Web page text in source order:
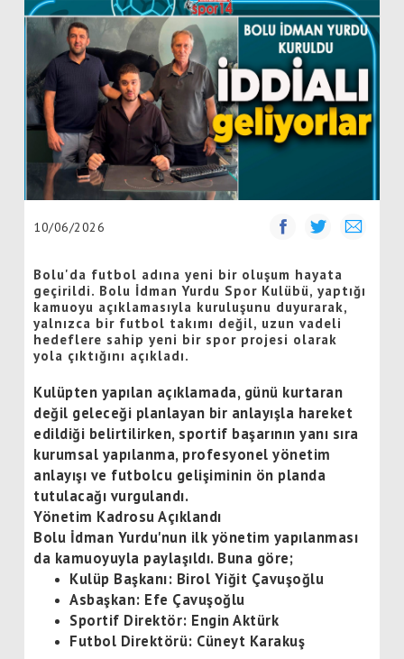
10/06/2026
Bolu'da futbol adına yeni bir oluşum hayata
geçirildi. Bolu İdman Yurdu Spor Kulübü, yaptığı
kamuoyu açıklamasıyla kuruluşunu duyurarak,
yalnızca bir futbol takımı değil, uzun vadeli
hedeflere sahip yeni bir spor projesi olarak
yola çıktığını açıkladı.
Kulüpten yapılan açıklamada, günü kurtaran
değil geleceği planlayan bir anlayışla hareket
edildiği belirtilirken, sportif başarının yanı sıra
kurumsal yapılanma, profesyonel yönetim
anlayışı ve futbolcu gelişiminin ön planda
tutulacağı vurgulandı.
Yönetim Kadrosu Açıklandı
Bolu İdman Yurdu'nun ilk yönetim yapılanması
da kamuoyuyla paylaşıldı. Buna göre;
Kulüp Başkanı: Birol Yiğit Çavuşoğlu
Asbaşkan: Efe Çavuşoğlu
Sportif Direktör: Engin Aktürk
Futbol Direktörü: Cüneyt Karakuş